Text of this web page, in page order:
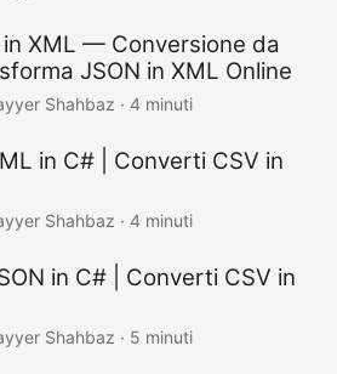
XML — Conversione da
JSON in XML Online
Shahbaz · 4 minuti
in C# | Converti CSV in
Shahbaz · 4 minuti
in C# | Converti CSV in
Shahbaz · 5 minuti